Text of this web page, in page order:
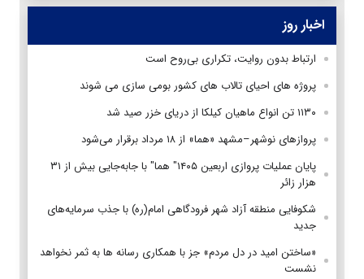
اخبار روز
ارتباط بدون روایت، تکراری بی‌روح است
پروژه های احیای تالاب های کشور بومی سازی می شوند
۱۱۳۰ تن انواع ماهیان کیلکا از دریای خزر صید شد
پروازهای نوشهر–مشهد «هما» از ۱۸ مرداد برقرار می‌شود
پایان عملیات پروازی اربعین ۱۴۰۵" هما" با جابه‌جایی بیش از ۳۱
هزار زائر
شکوفایی منطقه آزاد شهر فرودگاهی امام(ره) با جذب سرمایه‌های
جدید
«ساختن امید در دل مردم» جز با همکاری رسانه ها به ثمر نخواهد
نشست